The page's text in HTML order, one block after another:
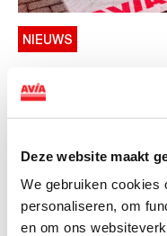
Deze website maakt
We gebruiken cookies
personaliseren, om
en om ons
NIEUWS
AVIA VOLT en
landelijke uitrol
AVIA VOLT en
van DC-
Lees verder